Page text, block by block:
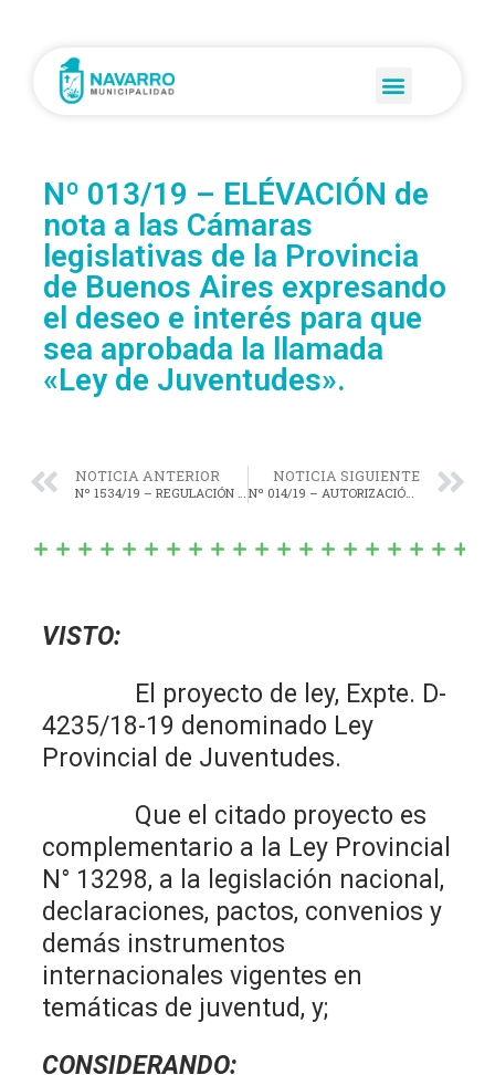
Nº 013/19 – ELÉVACIÓN de
nota a las Cámaras
legislativas de la Provincia
de Buenos Aires expresando
el deseo e interés para que
sea aprobada la llamada
«Ley de Juventudes».
NOTICIA ANTERIOR
Nº 1534/19 – REGULACIÓN del mecanismo de acceso a la información pública, en el ámbito de la Municipalidad de Navarro.
NOTICIA SIGUIENTE
Nº 014/19 – AUTORIZACIÓN al Rotary Club Navarro a la realización del diseño de un Monolito alegórico y la instalación del mismo.
VISTO:
El proyecto de ley, Expte. D-
4235/18-19 denominado Ley
Provincial de Juventudes.
Que el citado proyecto es
complementario a la Ley Provincial
N° 13298, a la legislación nacional,
declaraciones, pactos, convenios y
demás instrumentos
internacionales vigentes en
temáticas de juventud, y;
CONSIDERANDO: